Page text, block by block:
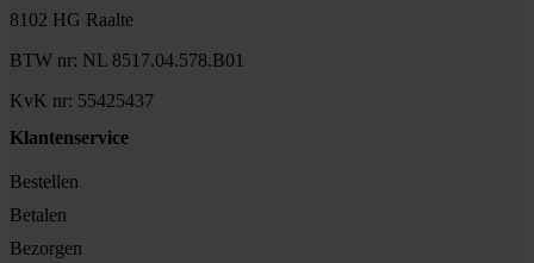
8102 HG Raalte
BTW nr: NL 8517.04.578.B01
KvK nr: 55425437
Klantenservice
Bestellen
Betalen
Bezorgen